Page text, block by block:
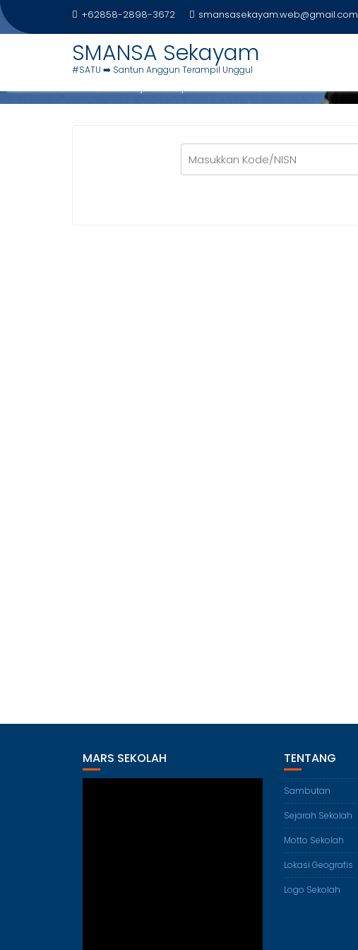
Skip
to
+62858-2898-3672 smansasekayam.web@gmail.com
SMANSA Sekayam
#SATU ➡️ Santun Anggun Terampil Unggul
MANAJEMEN DAPODIK
MARS SEKOLAH TENTANG
Sambutan
Sejarah Sekolah
Motto Sekolah
Lokasi Geografis
Logo Sekolah